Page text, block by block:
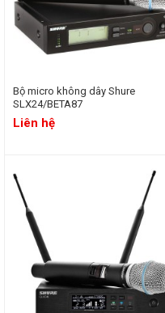
Bộ micro không dây Shure
SLX24/BETA87
Liên hệ